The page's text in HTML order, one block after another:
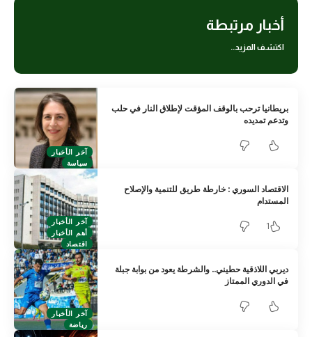
أخبار مرتبطة
اكتشف المزيد..
آخر الأخبار
سياسة
بريطانيا ترحب بالوقف المؤقت لإطلاق النار في حلب
وتدعم تمديده
آخر الأخبار
أهم الأخبار
اقتصاد
الاقتصاد السوري : خارطة طريق للتنمية والإصلاح
المستدام
1
آخر الأخبار
رياضة
ديربي اللاذقية حطيني.. والشرطة يعود من بوابة جبلة
في الدوري الممتاز